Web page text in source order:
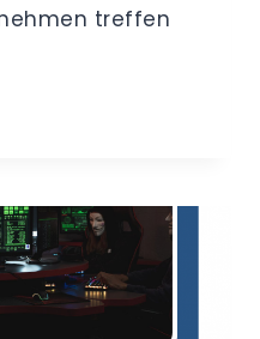
treffen